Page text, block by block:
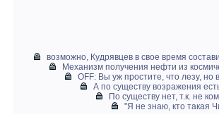
возможно, Кудрявцев в свое время
Механизм получения нефти из
OFF: Вы уж простите, что лезу, но
А по существу возражения
По существу нет, т.к. не
"Я не знаю, кто такая